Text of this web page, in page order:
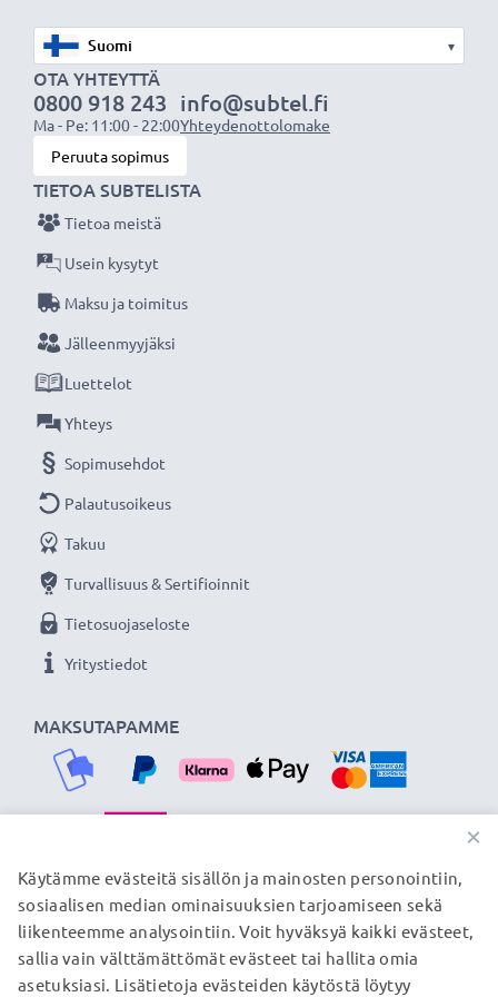
suotimien kiinnittämiseksi
✔ Vastavalosuoja muotokuva- ja teleobjektiiveille
✔ Voidaan yhdistää linssisuojukseen, objektiivin
suojukseen tai suotimiin
✔ Yleinen vastavalosuoja kaikkiin objektiivin
suodinkierteisiin, joissa on sama halkaisija
Tekniset tiedot:
Halkaisija: Ø 49mm
Materiaali: Muovi
Muoto:kukkamalli / tulppaani / terälehti
- Vastavalosuoja kukkamalli / tulppaani / terälehti
suodinkierteeseen kiinnitettävä tuotemerkiltä
CELLONIC 3 vuoden takuulla!
▾
OTA YHTEYTTÄ
0800 918 243
Ma - Pe: 11:00 - 22:00
info@subtel.fi
Yhteydenottolomake
Peruuta sopimus
MAKSUTAPAMME
TIETOA SUBTELISTA
Tietoa meistä
Usein kysytyt
Maksu ja toimitus
Jälleenmyyjäksi
Luettelot
Yhteys
Sopimusehdot
Palautusoikeus
Takuu
Turvallisuus & Sertifioinnit
Tietosuojaseloste
Yritystiedot
TOIMITUSKUMPPANIMME
© subtel.fi 2026
Kaikki hinnat sisältävät arvonlisäveron, mutta ei
×
Käytämme evästeitä sisällön ja mainosten personointiin,
sosiaalisen median ominaisuuksien tarjoamiseen sekä
liikenteemme analysointiin. Voit hyväksyä kaikki evästeet,
sallia vain välttämättömät evästeet tai hallita omia
asetuksiasi. Lisätietoja evästeiden käytöstä löytyy